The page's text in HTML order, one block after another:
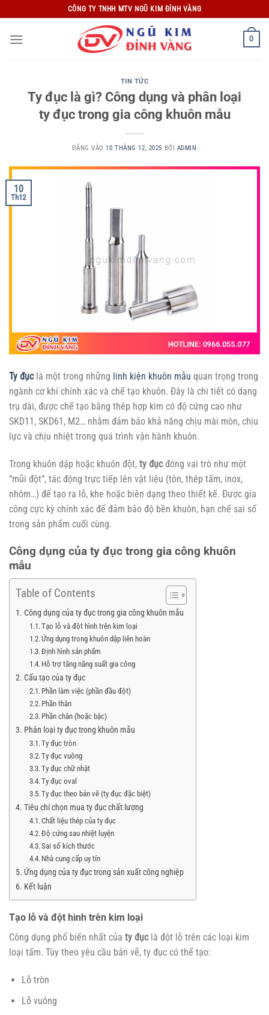
qua
nội
CÔNG TY TNHH MTV NGŨ KIM ĐỈNH VÀNG
0
TIN TỨC
Ty đục là gì? Công dụng và phân loại
ty đục trong gia công khuôn mẫu
ĐĂNG VÀO10 THÁNG 12, 2025 BỞI ADMIN
10
Th12
Ty đụclà một trong những linh kiện khuôn mẫu quan trọng trong
ngành cơ khí chính xác và chế tạo khuôn. Đây là chi tiết có dạng
trụ dài, được chế tạo bằng thép hợp kim có độ cứng cao như
SKD11, SKD61, M2… nhằm đảm bảo khả năng chịu mài mòn, chịu
lực và chịu nhiệt trong quá trình vận hành khuôn.
Trong khuôn dập hoặc khuôn đột, ty đụcđóng vai trò như một
“mũi đột”, tác động trực tiếp lên vật liệu (tôn, thép tấm, inox,
nhôm…) để tạo ra lỗ, khe hoặc biên dạng theo thiết kế. Được gia
công cực kỳ chính xác để đảm bảo độ bền khuôn, hạn chế sai số
trong sản phẩm cuối cùng.
Công dụng của ty đục trong gia công khuôn
mẫu
Table of Contents
Công dụng của ty đục trong gia công khuôn mẫu
Tạo lỗ và đột hình trên kim loại
Ứng dụng trong khuôn dập liên hoàn
Định hình sản phẩm
Hỗ trợ tăng năng suất gia công
Cấu tạo của ty đục
Phần làm việc (phần đầu đột)
Phần thân
Phần chân (hoặc bậc)
Phân loại ty đục trong khuôn mẫu
Ty đục tròn
Ty đục vuông
Ty đục chữ nhật
Ty đục oval
Ty đục theo bản vẽ (ty đục đặc biệt)
Tiêu chí chọn mua ty đục chất lượng
Chất liệu thép của ty đục
Độ cứng sau nhiệt luyện
Sai số kích thước
Nhà cung cấp uy tín
Ứng dụng của ty đục trong sản xuất công nghiệp
Kết luận
Tạo lỗ và đột hình trên kim loại
Công dụng phổ biến nhất của ty đụclà đột lỗ trên các loại kim
loại tấm. Tùy theo yêu cầu bản vẽ, ty đục có thể tạo:
Lỗ tròn
Lỗ vuông